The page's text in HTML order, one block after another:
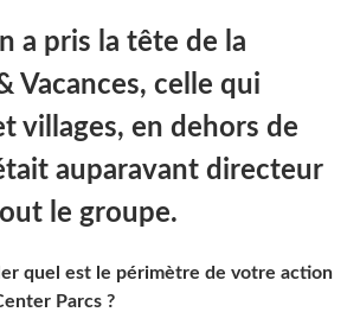
a pris la tête de la
Vacances, celle qui
villages, en dehors de
auparavant directeur
le groupe.
quel est le périmètre de votre action
Parcs ?